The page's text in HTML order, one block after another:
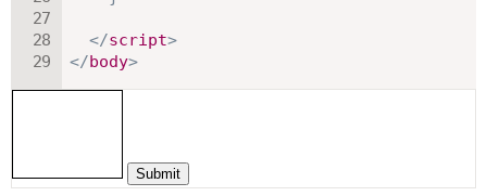
</script>
</body>